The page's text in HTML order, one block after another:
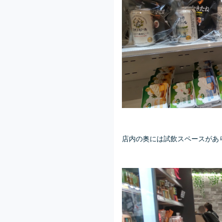
店内の奥には試飲スペースがあ